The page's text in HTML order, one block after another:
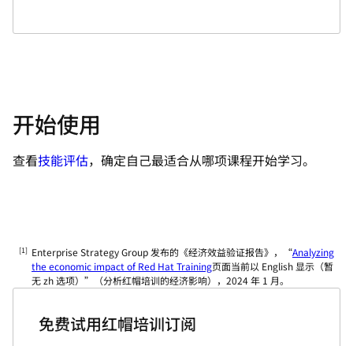
开始使用
查看技能评估，确定自己最适合从哪项课程开始学习。
Enterprise Strategy Group 发布的《经济效益验证报告》，“Analyzing
the economic impact of Red Hat Training页面当前以 English 显示（暂
无 zh 选项） ”（分析红帽培训的经济影响），2024 年 1 月。
免费试用红帽培训订阅